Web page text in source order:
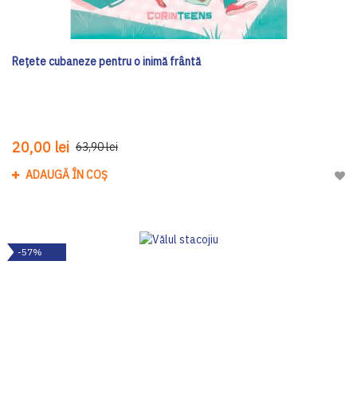
Rețete cubaneze pentru o inimă frântă
20,00 lei 63,90 lei
ADAUGĂ ÎN COȘ
-57%